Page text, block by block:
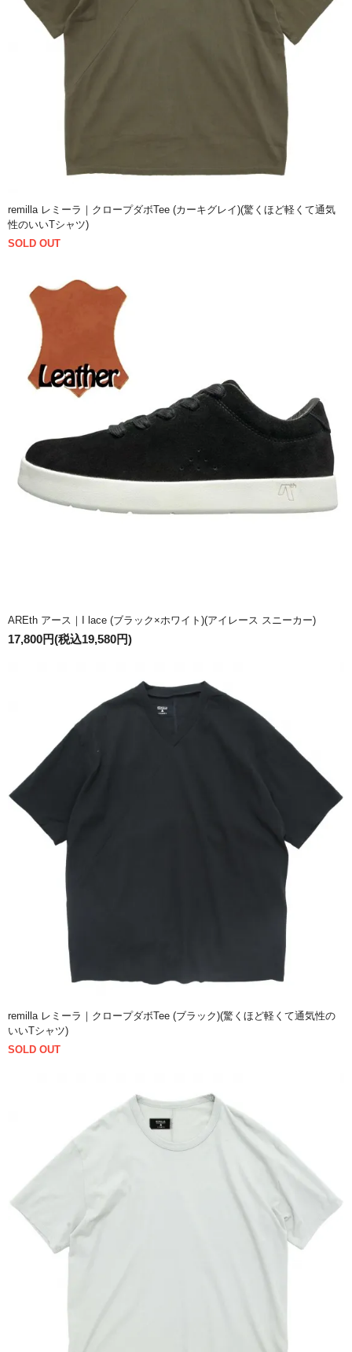
remilla レミーラ｜クロープダボTee (カーキグレイ)(驚くほど軽くて通気
性のいいTシャツ)
SOLD OUT
AREth アース｜I lace (ブラック×ホワイト)(アイレース スニーカー)
17,800円(税込19,580円)
remilla レミーラ｜クロープダボTee (ブラック)(驚くほど軽くて通気性の
いいTシャツ)
SOLD OUT